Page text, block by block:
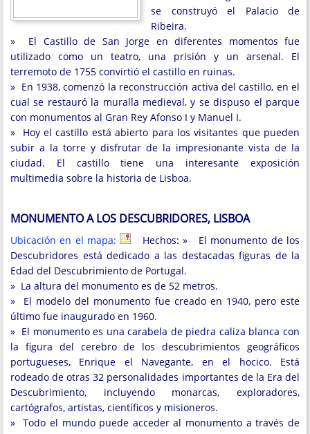
se construyó el Palacio de
Ribeira.
» El Castillo de San Jorge en diferentes momentos fue
utilizado como un teatro, una prisión y un arsenal. El
terremoto de 1755 convirtió el castillo en ruinas.
» En 1938, comenzó la reconstrucción activa del castillo, en el
cual se restauró la muralla medieval, y se dispuso el parque
con monumentos al Gran Rey Afonso I y Manuel I.
» Hoy el castillo está abierto para los visitantes que pueden
subir a la torre y disfrutar de la impresionante vista de la
ciudad. El castillo tiene una interesante exposición
multimedia sobre la historia de Lisboa.
MONUMENTO A LOS DESCUBRIDORES, LISBOA
Ubicación en el mapa:
Hechos: » El monumento de los
Descubridores está dedicado a las destacadas figuras de la
Edad del Descubrimiento de Portugal.
» La altura del monumento es de 52 metros.
» El modelo del monumento fue creado en 1940, pero este
último fue inaugurado en 1960.
» El monumento es una carabela de piedra caliza blanca con
la figura del cerebro de los descubrimientos geográficos
portugueses, Enrique el Navegante, en el hocico. Está
rodeado de otras 32 personalidades importantes de la Era del
Descubrimiento, incluyendo monarcas, exploradores,
cartógrafos, artistas, científicos y misioneros.
» Todo el mundo puede acceder al monumento a través de